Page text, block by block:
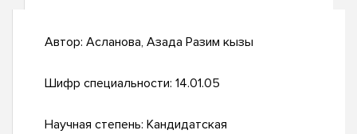
Автор: Асланова, Азада Разим кызы
Шифр специальности: 14.01.05
Научная степень: Кандидатская